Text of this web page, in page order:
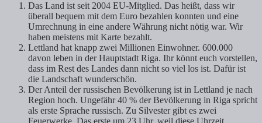
Das Land ist seit 2004 EU-Mitglied. Das heißt, dass wir
überall bequem mit dem Euro bezahlen konnten und eine
Umrechnung in eine andere Währung nicht nötig war. Wir
haben meistens mit Karte bezahlt.
Lettland hat knapp zwei Millionen Einwohner. 600.000
davon leben in der Hauptstadt Riga. Ihr könnt euch vorstellen,
dass im Rest des Landes dann nicht so viel los ist. Dafür ist
die Landschaft wunderschön.
Der Anteil der russischen Bevölkerung ist in Lettland je nach
Region hoch. Ungefähr 40 % der Bevölkerung in Riga spricht
als erste Sprache russisch. Zu Silvester gibt es zwei